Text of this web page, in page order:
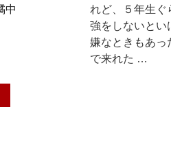
れど、５年生ぐ
強をしないとい
嫌なときもあっ
で来れた …